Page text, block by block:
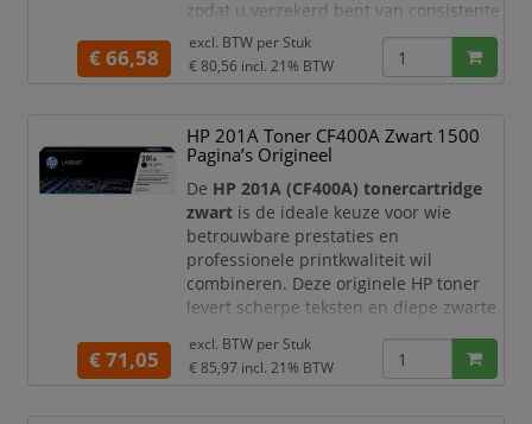
zodat u verzekerd bent van consistente
kwaliteit en storingsvrij printen.
Met een capaciteit van circa
regelmatig documenten worden
geprint. U profiteert van di
€ 66,58
excl. BTW per Stuk
€ 80,56 incl. 21% BTW
HP 201A Toner CF400A Zwart 1500
Pagina’s Origineel
De HP 201A (CF400A) tonercartridge
zwart is de ideale keuze voor wie
betrouwbare prestaties en
professionele printkwaliteit wil
combineren. Deze originele HP toner
levert scherpe teksten en diepe zwarte
een nette en representatieve
uitstraling hebben.
€ 71,05
excl. BTW per Stuk
€ 85,97 incl. 21% BTW